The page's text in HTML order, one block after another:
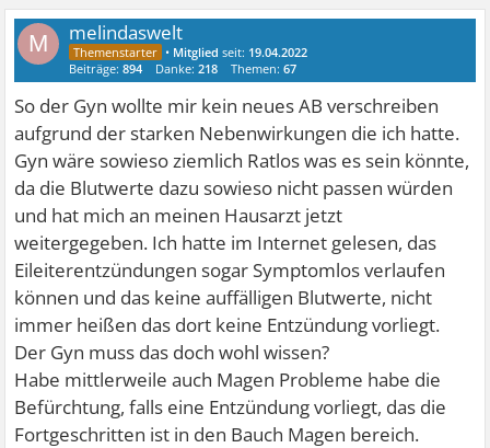
M melindaswelt
• Mitglied seit: 19.04.2022
Beiträge:894 Danke:218 Themen:67
So der Gyn wollte mir kein neues AB verschreiben
aufgrund der starken Nebenwirkungen die ich hatte.
Gyn wäre sowieso ziemlich Ratlos was es sein könnte,
da die Blutwerte dazu sowieso nicht passen würden
und hat mich an meinen Hausarzt jetzt
weitergegeben. Ich hatte im Internet gelesen, das
Eileiterentzündungen sogar Symptomlos verlaufen
können und das keine auffälligen Blutwerte, nicht
immer heißen das dort keine Entzündung vorliegt.
Der Gyn muss das doch wohl wissen?
Habe mittlerweile auch Magen Probleme habe die
Befürchtung, falls eine Entzündung vorliegt, das die
Fortgeschritten ist in den Bauch Magen bereich.